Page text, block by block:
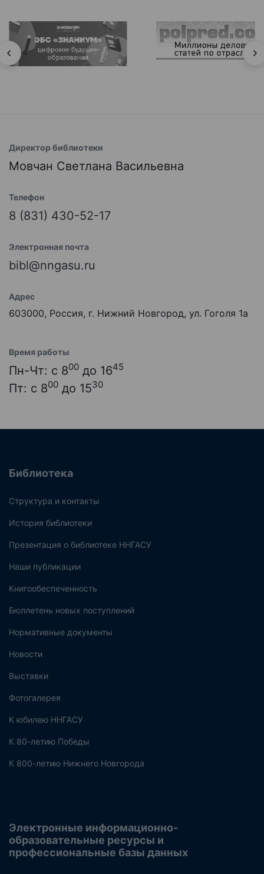
Директор библиотеки
Мовчан Светлана Васильевна
Телефон
8 (831) 430-52-17
Электронная почта
bibl@nngasu.ru
Адрес
603000, Россия, г. Нижний Новгород, ул. Гоголя 1а
Время работы
Пн-Чт: с 800 до 1645
Пт: с 800 до 1530
Библиотека
Структура и контакты
История библиотеки
Презентация о библиотеке ННГАСУ
Наши публикации
Книгообеспеченность
Бюллетень новых поступлений
Нормативные документы
Новости
Выставки
Фотогалерея
К юбилею ННГАСУ
К 80-летию Победы
К 800-летию Нижнего Новгорода
Электронные информационно-
образовательные ресурсы и
профессиональные базы данных